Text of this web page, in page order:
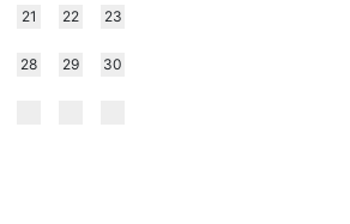
21 22 23
28 29 30